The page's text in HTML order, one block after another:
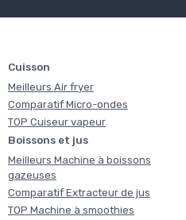
Cuisson
Meilleurs Air fryer
Comparatif Micro-ondes
TOP Cuiseur vapeur
Boissons et jus
Meilleurs Machine à boissons
gazeuses
Comparatif Extracteur de jus
TOP Machine à smoothies